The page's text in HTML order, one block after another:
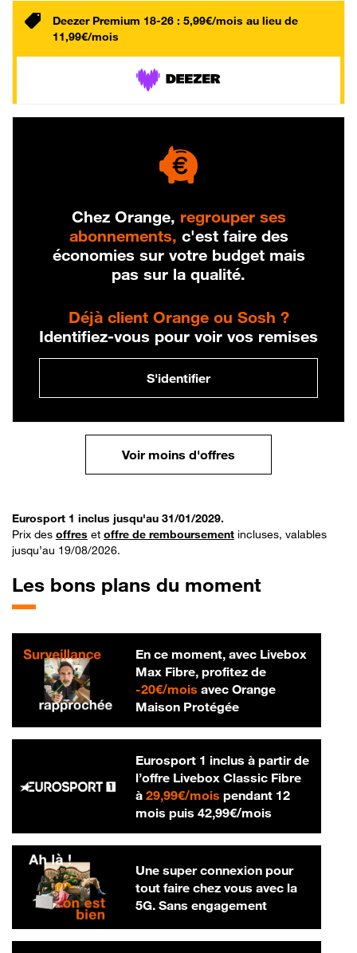
Deezer Premium 18-26 : 5,99€/mois au lieu de
11,99€/mois
Chez Orange, regrouper ses
abonnements, c'est faire des
économies sur votre budget mais
pas sur la qualité.
Déjà client Orange ou Sosh ?
Identifiez-vous pour voir vos remises
S'identifier
Voir moins d'offres
Eurosport 1 inclus jusqu'au 31/01/2029.
Prix des offres et offre de remboursement incluses, valables
jusqu’au 19/08/2026.
Les bons plans du moment
En ce moment, avec Livebox
Max Fibre, profitez de
-20€/mois20 € par mois
avec Orange
Maison Protégée
Eurosport 1 inclus à partir de
l’offre Livebox Classic Fibre
à 29,99€/mois29,99 € par mois
pendant 12
mois puis 42,99€/mois42,99 € par
Une super connexion pour
tout faire chez vous avec la
5G. Sans engagement